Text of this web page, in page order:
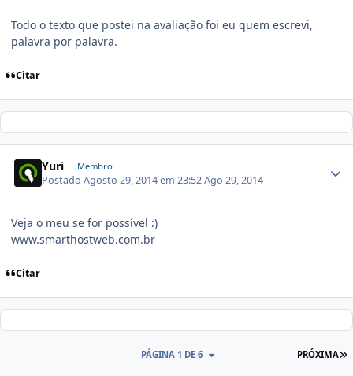
Todo o texto que postei na avaliação foi eu quem escrevi,
palavra por palavra.
Citar
Yuri Membro
PostadoAgosto 29, 2014 em 23:52Ago 29, 2014
Veja o meu se for possível :)
www.smarthostweb.com.br
Citar
PRÓXIMA
PÁGINA 1 DE 6